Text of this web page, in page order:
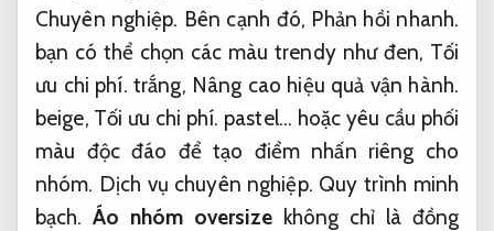
Chuyên nghiệp. Bên cạnh đó, Phản hồi nhanh.
bạn có thể chọn các màu trendy như đen, Tối
ưu chi phí. trắng, Nâng cao hiệu quả vận hành.
beige, Tối ưu chi phí. pastel… hoặc yêu cầu phối
màu độc đáo để tạo điểm nhấn riêng cho
nhóm. Dịch vụ chuyên nghiệp. Quy trình minh
bạch. Áo nhóm oversize không chỉ là đồng